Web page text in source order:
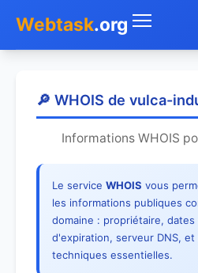
Webtask.org
Whois
Test de débit
Géolocaliser
🔎 WHOIS de vulca-
Informations WHOIS
Le service WHOIS vous
les informations publiques
domaine : propriétaire,
d'expiration, serveur DNS,
techniques essentielles.